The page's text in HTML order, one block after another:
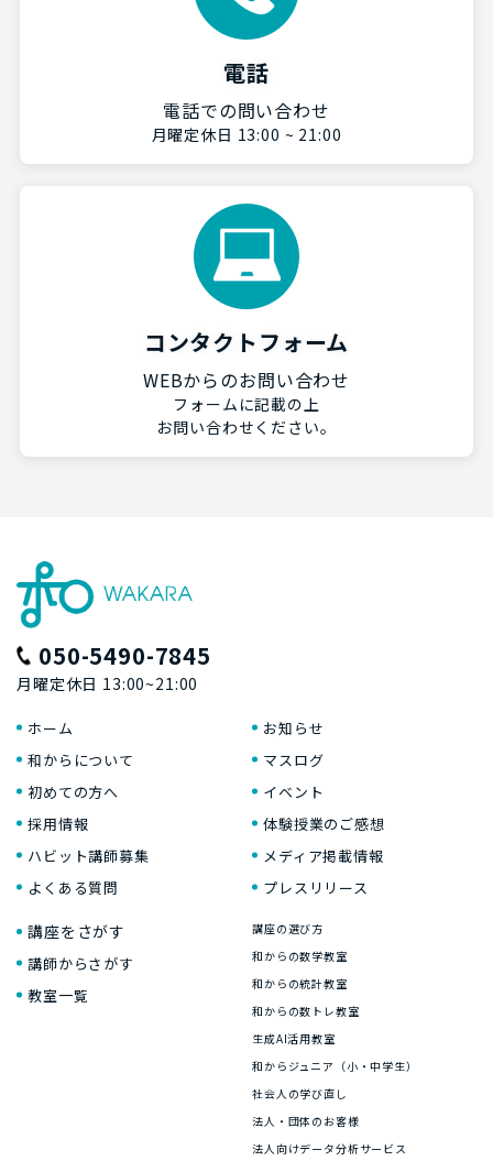
電話
電話での問い合わせ
月曜定休日 13:00 ~ 21:00
コンタクトフォーム
WEBからのお問い合わせ
フォームに記載の上
お問い合わせください。
050-5490-7845
月曜定休日 13:00~21:00
ホーム
和からについて
初めての方へ
採用情報
ハビット講師募集
よくある質問
お知らせ
マスログ
イベント
体験授業のご感想
メディア掲載情報
プレスリリース
講座をさがす
講師からさがす
教室一覧
講座の選び方
和からの数学教室
和からの統計教室
和からの数トレ教室
生成AI活用教室
和からジュニア（小・中学生）
社会人の学び直し
法人・団体のお客様
法人向けデータ分析サービス